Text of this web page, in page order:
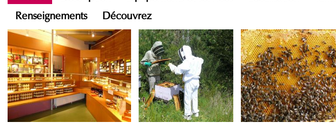
Renseignements Découvrez